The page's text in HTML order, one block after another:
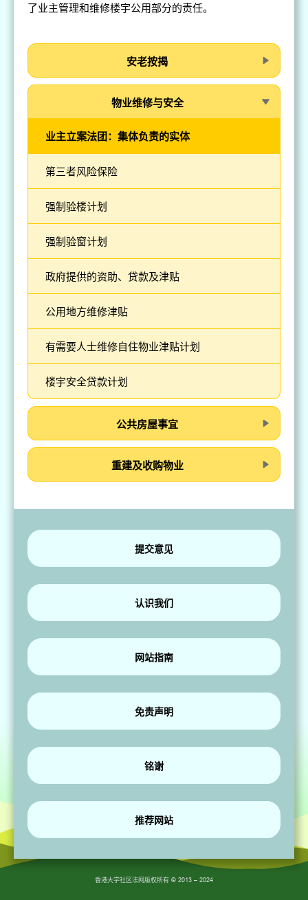
了业主管理和维修楼宇公用部分的责任。
安老按揭
物业维修与安全
楼宇安全贷款计划
有需要人士维修自住物业津贴计划
公用地方维修津贴
政府提供的资助、贷款及津贴
强制验窗计划
强制验楼计划
第三者风险保险
业主立案法团：集体负责的实体
公共房屋事宜
重建及收购物业
提交意见
认识我们
网站指南
免责声明
铭谢
推荐网站
香港大学社区法网版权所有 © 2013 – 2024